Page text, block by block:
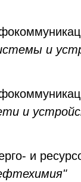
и
и
и